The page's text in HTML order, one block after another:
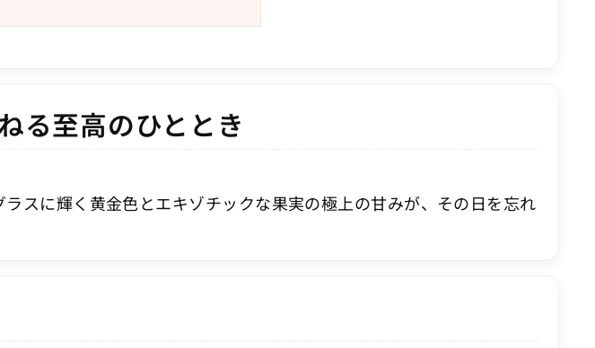
る至高のひととき
スに輝く黄金色とエキゾチックな果実の極上の甘みが、その日を忘れ